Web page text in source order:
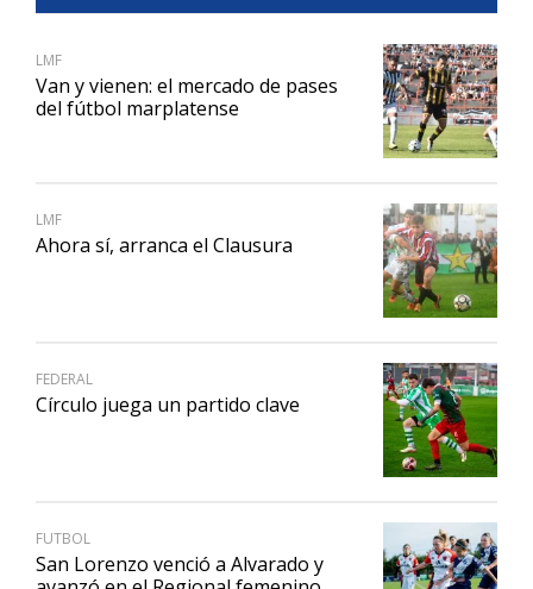
LMF
Van y vienen: el mercado de pases
del fútbol marplatense
LMF
Ahora sí, arranca el Clausura
FEDERAL
Círculo juega un partido clave
FUTBOL
San Lorenzo venció a Alvarado y